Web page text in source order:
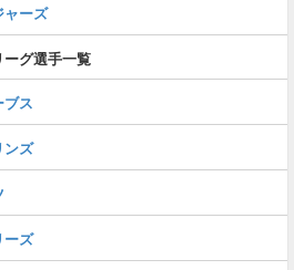
ャーズ
ーグ選手一覧
ブス
ンズ
ーズ